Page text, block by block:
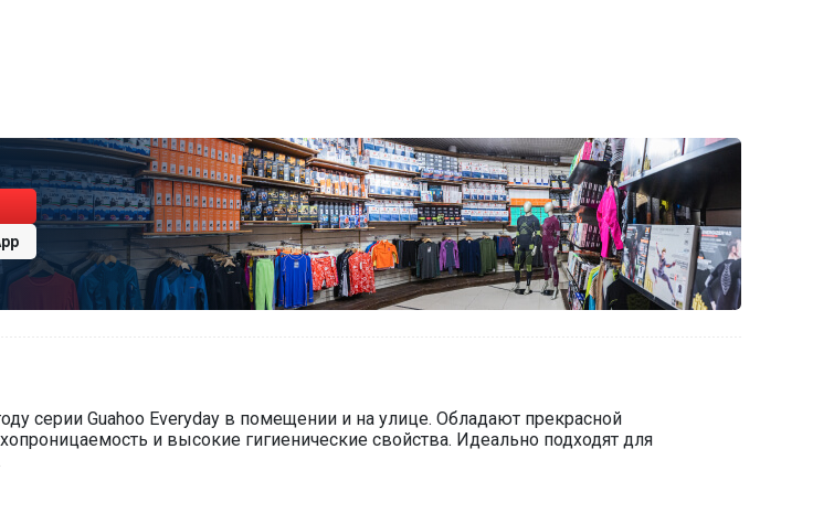
серии Guahoo Everyday в помещении и на улице. Обладают прекрасной
и высокие гигиенические свойства. Идеально подходят для